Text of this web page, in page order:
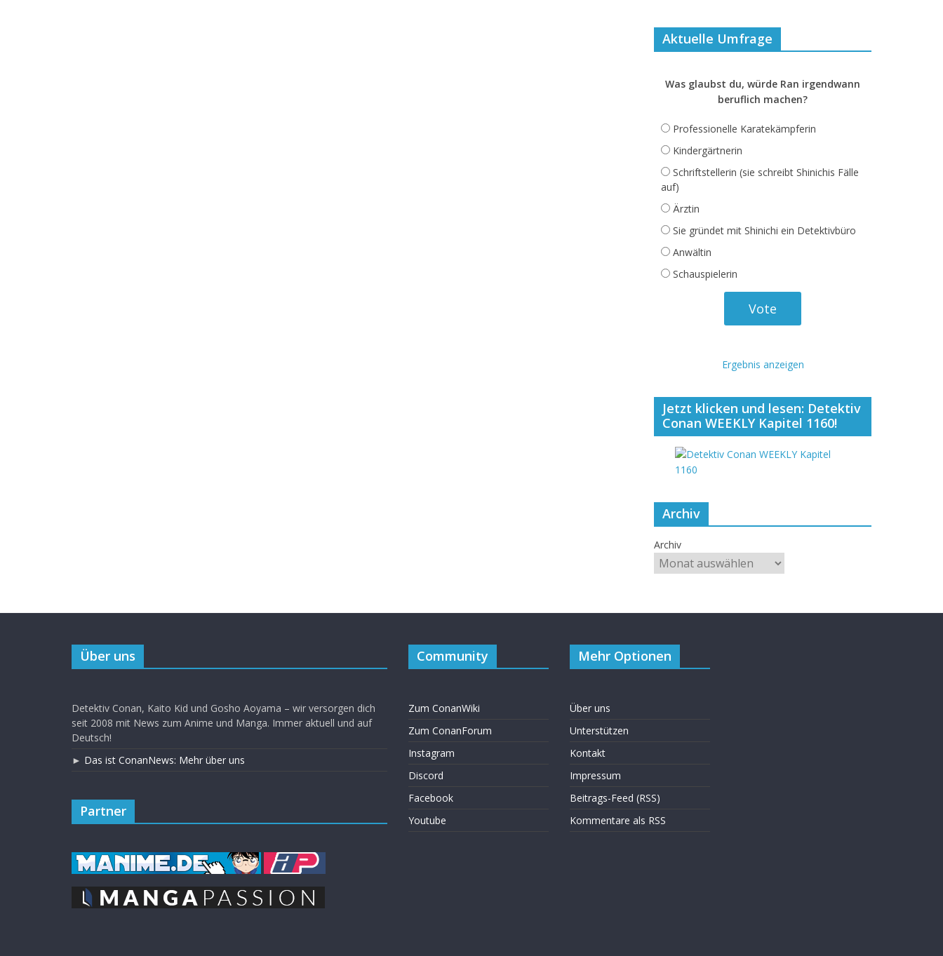
Aktuelle Umfrage
Was glaubst du, würde Ran irgendwann
beruflich machen?
Professionelle Karatekämpferin
Kindergärtnerin
Schriftstellerin (sie schreibt Shinichis Fälle
auf)
Ärztin
Sie gründet mit Shinichi ein Detektivbüro
Anwältin
Schauspielerin
Ergebnis anzeigen
Jetzt klicken und lesen: Detektiv
Conan WEEKLY Kapitel 1160!
Archiv
Archiv
Über uns
Detektiv Conan, Kaito Kid und Gosho Aoyama – wir versorgen dich
seit 2008 mit News zum Anime und Manga. Immer aktuell und auf
Deutsch!
► Das ist ConanNews: Mehr über uns
Partner
Community
Zum ConanWiki
Zum ConanForum
Instagram
Discord
Facebook
Youtube
Mehr Optionen
Über uns
Unterstützen
Kontakt
Impressum
Beitrags-Feed (RSS)
Kommentare als RSS